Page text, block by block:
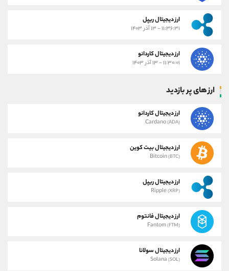
ارز دیجیتال ریپل
۱۱:۳۶:۳۱ - ۱۳ آذر ۱۴۰۳
ارز دیجیتال کاردانو
۱۱:۳۰:۰۱ - ۱۳ آذر ۱۴۰۳
ارز های پر بازدید
ارز دیجیتال کاردانو
Cardano(ADA)
ارز دیجیتال بیت کوین
Bitcoin(BTC)
ارز دیجیتال ریپل
Ripple(XRP)
ارز دیجیتال فانتوم
Fantom(FTM)
ارز دیجیتال سولانا
Solana (SOL)